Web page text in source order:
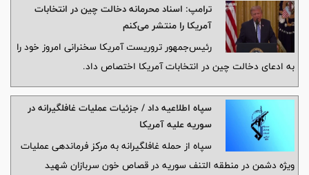
ترامپ: اسناد محرمانه دخالت چین در انتخابات
آمریکا را منتشر می‌کنم
رئیس‌جمهور تروریست آمریکا سخنرانی امروز خود را
به ادعای دخالت چین در انتخابات آمریکا اختصاص داد.
سپاه اطلاعیه داد / جزئیات عملیات غافلگیرانه در
سوریه علیه آمریکا
سپاه از حمله غافلگیرانه به مرکز فرماندهی عملیات
ویژه دشمن در منطقه التنف سوریه در قصاص خون سربازان شهید